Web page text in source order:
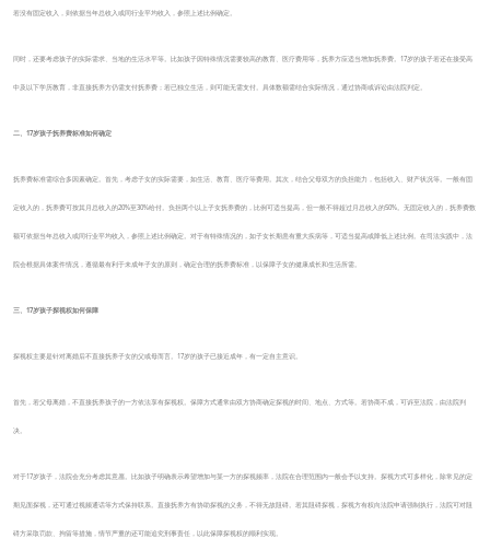
若没有固定收入，则依据当年总收入或同行业平均收入，参照上述比例确定。
同时，还要考虑孩子的实际需求、当地的生活水平等。比如孩子因特殊情况需要较高的教育、医疗费用等，抚养方应适当增加抚养费。17岁的孩子若还在接受高
中及以下学历教育，非直接抚养方仍需支付抚养费；若已独立生活，则可能无需支付。具体数额需结合实际情况，通过协商或诉讼由法院判定。
二、17岁孩子抚养费标准如何确定
抚养费标准需综合多因素确定。首先，考虑子女的实际需要，如生活、教育、医疗等费用。其次，结合父母双方的负担能力，包括收入、财产状况等。一般有固
定收入的，抚养费可按其月总收入的20%至30%给付。负担两个以上子女抚养费的，比例可适当提高，但一般不得超过月总收入的50%。无固定收入的，抚养费数
额可依据当年总收入或同行业平均收入，参照上述比例确定。对于有特殊情况的，如子女长期患有重大疾病等，可适当提高或降低上述比例。在司法实践中，法
院会根据具体案件情况，遵循最有利于未成年子女的原则，确定合理的抚养费标准，以保障子女的健康成长和生活所需。
三、17岁孩子探视权如何保障
探视权主要是针对离婚后不直接抚养子女的父或母而言。17岁的孩子已接近成年，有一定自主意识。
首先，若父母离婚，不直接抚养孩子的一方依法享有探视权。保障方式通常由双方协商确定探视的时间、地点、方式等。若协商不成，可诉至法院，由法院判
决。
对于17岁孩子，法院会充分考虑其意愿。比如孩子明确表示希望增加与某一方的探视频率，法院在合理范围内一般会予以支持。探视方式可多样化，除常见的定
期见面探视，还可通过视频通话等方式保持联系。直接抚养方有协助探视的义务，不得无故阻碍。若其阻碍探视，探视方有权向法院申请强制执行，法院可对阻
碍方采取罚款、拘留等措施，情节严重的还可能追究刑事责任，以此保障探视权的顺利实现。